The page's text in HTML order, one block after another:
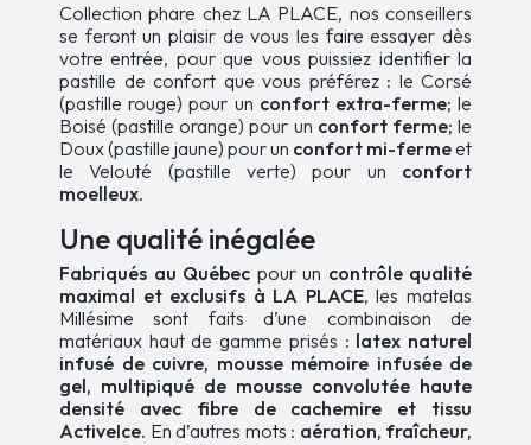
Collection phare chez LA PLACE, nos conseillers
se feront un plaisir de vous les faire essayer dès
votre entrée, pour que vous puissiez identifier la
pastille de confort que vous préférez : le Corsé
(pastille rouge) pour un confort extra-ferme; le
Boisé (pastille orange) pour un confort ferme; le
Doux (pastille jaune) pour un confort mi-fermeet
le Velouté (pastille verte) pour un confort
moelleux.
Une qualité inégalée
Fabriqués au Québec pour un contrôle qualité
maximal et exclusifs à LA PLACE, les matelas
Millésime sont faits d’une combinaison de
matériaux haut de gamme prisés : latex naturel
infusé de cuivre, mousse mémoire infusée de
gel, multipiqué de mousse convolutée haute
densité avec fibre de cachemire et tissu
ActiveIce. En d’autres mots : aération, fraîcheur,